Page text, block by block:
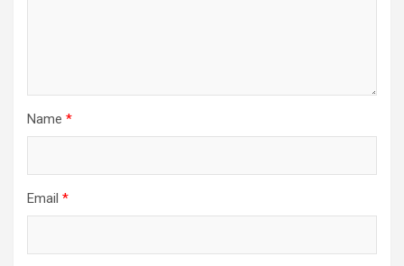
Name *
Email *